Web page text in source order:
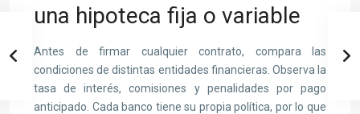
una hipoteca fija o variable
Antes de firmar cualquier contrato, compara las
condiciones de distintas entidades financieras. Observa la
tasa de interés, comisiones y penalidades por pago
anticipado. Cada banco tiene su propia política, por lo que